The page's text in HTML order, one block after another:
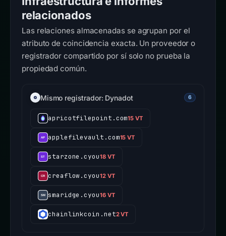
relacionados
Las relaciones almacenadas se agrupan por el
atributo de coincidencia exacta. Un proveedor o
registrador compartido por sí solo no prueba la
propiedad común.
Mismo registrador: Dynadot 6
apricotfilepoint.com15 VT
applefilevault.com15 VT
starzone.cyou18 VT
creaflow.cyou12 VT
smaridge.cyou16 VT
chainlinkcoin.net2 VT